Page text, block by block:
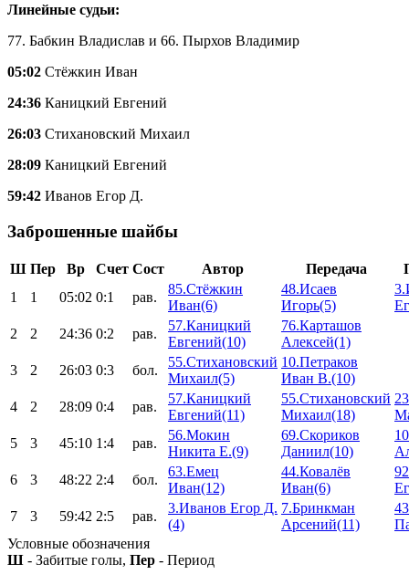
Линейные судьи:
77. Бабкин Владислав и 66. Пырхов Владимир
05:02 Стёжкин Иван
24:36 Каницкий Евгений
26:03 Стихановский Михаил
28:09 Каницкий Евгений
59:42 Иванов Егор Д.
Заброшенные шайбы
Ш Пер Вр Счет Сост Автор Передача
1
1 05:02 0:1 рав.
85.Стёжкин
Иван(6)
48.Исаев
Игорь(5)
2
2 24:36 0:2 рав.
57.Каницкий
Евгений(10)
76.Карташов
Алексей(1)
3
2 26:03 0:3 бол.
55.Стихановский
Михаил(5)
10.Петраков
Иван В.(10)
4
2 28:09 0:4 рав.
57.Каницкий
Евгений(11)
55.Стихановский
Михаил(18)
5
3 45:10 1:4 рав.
56.Мокин
Никита Е.(9)
69.Скориков
Даниил(10)
6
3 48:22 2:4 бол.
63.Емец
Иван(12)
44.Ковалёв
Иван(6)
7
3 59:42 2:5 рав.
3.Иванов Егор Д.
(4)
7.Бринкман
Арсений(11)
Условные обозначения
Ш - Забитые голы, Пер - Период